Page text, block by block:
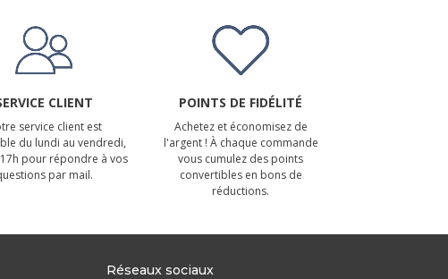
CLIENT
service client est
du lundi au vendredi,
pour répondre à vos
par mail.
POINTS DE FIDÉLITÉ
Achetez et économisez de
l'argent ! À chaque commande
vous cumulez des points
convertibles en bons de
réductions.
Réseaux sociaux